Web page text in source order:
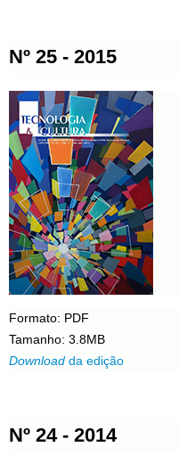
Nº 25 - 2015
Formato: PDF
Tamanho: 3.8MB
Download da edição
Nº 24 - 2014